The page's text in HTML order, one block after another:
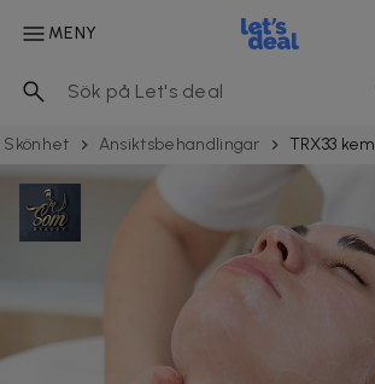
MENY
Skönhet Ansiktsbehandlingar